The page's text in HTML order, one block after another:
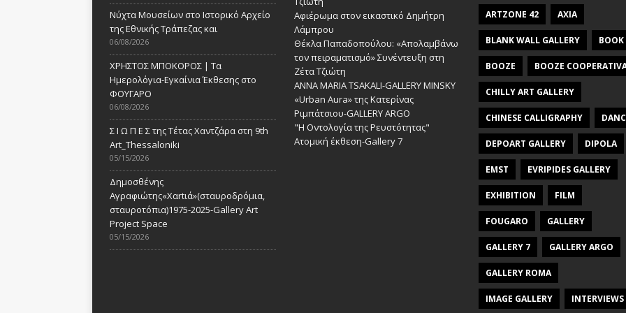
Νύχτα Μουσείων στο Ιστορικό Αρχείο
της Εθνικής Τράπεζας και
06/08/2026
ΧΡΗΣΤΟΣ ΜΠΟΚΟΡΟΣ | Τα
Ημερολόγια-Εγκαίνια Έκθεσης στο
ΦΟΥΓΑΡΟ
06/08/2026
Σ Ι Ω Π Ε Σ της Τέτας Χαντζάρα στη 9th
Art_Thessaloniki
05/15/2026
Δημοσθένης
Αγραφιώτης«Xαrtιά»(σταυροδρόμια,
σταυροτόπια)1975-2025-Gallery Art
Project Space
05/15/2026
Αφιέρωμα στον εικαστικό Δημήτρη
Λάμπρου
Θέκλα Παπαδοπούλου: «Απολαμβάνω
τον πειραματισμό» Συνέντευξη στη
Ζέτα Τζιώτη
ANNA MARIA TSAKALI-GALLERY MINSKY
«Urban Aura» της Κατερίνας
Ριμπάτσιου-GALLERY ARGO
"Η Οντολογία της Ρευστότητας"
Ατομική έκθεση-Gallery 7
ARTZONE 42 AXIA
BLANK WALL GALLERY BOOK
BOOZE BOOZE
CHILLY ART GALLERY
CHINESE CALLIGRAPHY
DEPOART GALLERY DIPOLA
EMST EVRIPIDES GALLERY
EXHIBITION FILM
FOUGARO GALLERY
GALLERY 7 GALLERY ARGO
GALLERY ROMA
IMAGE GALLERY INTERVIEWS